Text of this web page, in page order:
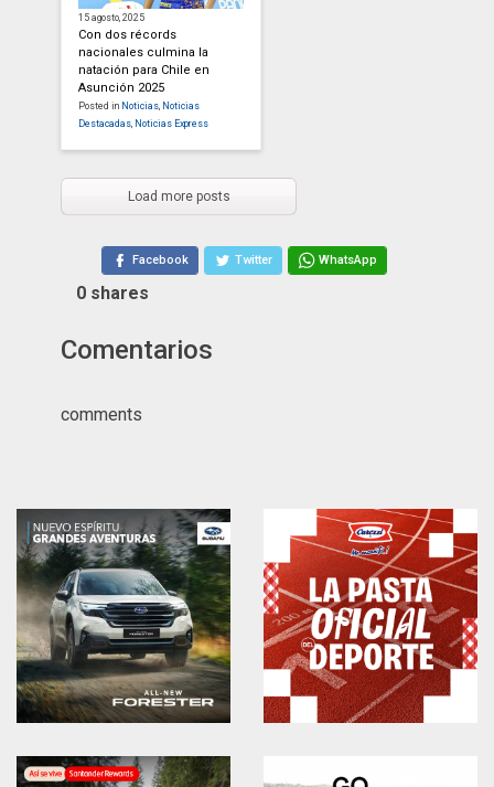
15 agosto, 2025
Con dos récords
nacionales culmina la
natación para Chile en
Asunción 2025
Posted in Noticias, Noticias
Destacadas, Noticias Express
Load more posts
Facebook Twitter WhatsApp
0 shares
Comentarios
comments